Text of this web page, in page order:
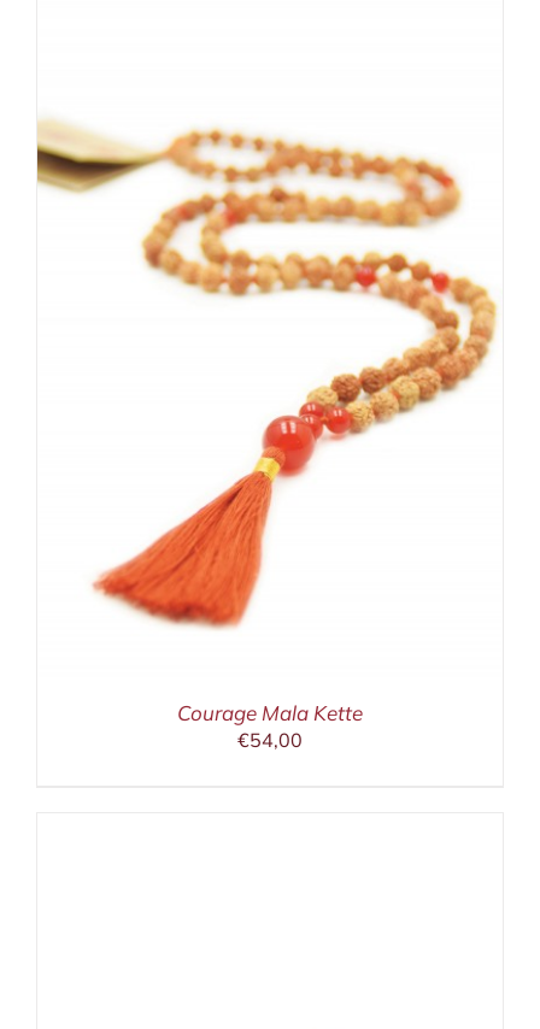
Courage Mala Kette
€54,00